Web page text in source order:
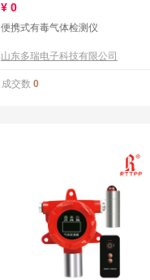
¥ 0
便携式有毒气体检测仪
山东多瑞电子科技有限公司
成交数 0